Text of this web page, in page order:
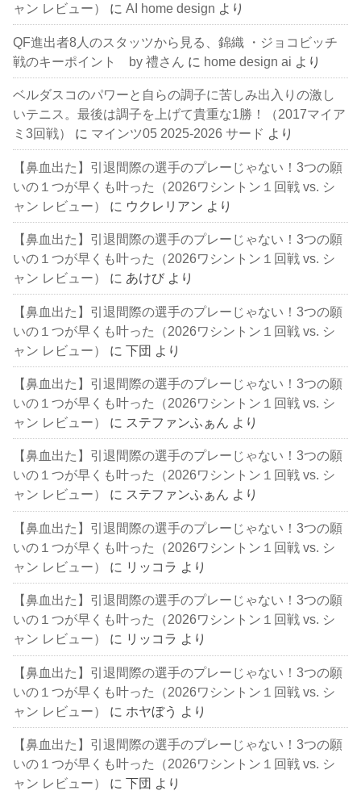
ャン レビュー）
にAI home design より
QF進出者8人のスタッツから見る、錦織 ・ジョコビッチ
戦のキーポイント by 禮さん に home design ai より
ベルダスコのパワーと自らの調子に苦しみ出入りの激し
いテニス。最後は調子を上げて貴重な1勝！（2017マイア
ミ3回戦）
に マインツ05 2025-2026 サード より
【鼻血出た】引退間際の選手のプレーじゃない！3つの願
いの１つが早くも叶った（2026ワシントン１回戦 vs. シ
ャン レビュー）
に ウクレリアン より
【鼻血出た】引退間際の選手のプレーじゃない！3つの願
いの１つが早くも叶った（2026ワシントン１回戦 vs. シ
ャン レビュー）
に あけび より
【鼻血出た】引退間際の選手のプレーじゃない！3つの願
いの１つが早くも叶った（2026ワシントン１回戦 vs. シ
ャン レビュー）
に下団 より
【鼻血出た】引退間際の選手のプレーじゃない！3つの願
いの１つが早くも叶った（2026ワシントン１回戦 vs. シ
ャン レビュー）
に ステファンふぁん より
【鼻血出た】引退間際の選手のプレーじゃない！3つの願
いの１つが早くも叶った（2026ワシントン１回戦 vs. シ
ャン レビュー）
に ステファンふぁん より
【鼻血出た】引退間際の選手のプレーじゃない！3つの願
いの１つが早くも叶った（2026ワシントン１回戦 vs. シ
ャン レビュー）
に リッコラ より
【鼻血出た】引退間際の選手のプレーじゃない！3つの願
いの１つが早くも叶った（2026ワシントン１回戦 vs. シ
ャン レビュー）
に リッコラ より
【鼻血出た】引退間際の選手のプレーじゃない！3つの願
いの１つが早くも叶った（2026ワシントン１回戦 vs. シ
ャン レビュー）
に ホヤぼう より
【鼻血出た】引退間際の選手のプレーじゃない！3つの願
いの１つが早くも叶った（2026ワシントン１回戦 vs. シ
ャン レビュー）
に下団 より